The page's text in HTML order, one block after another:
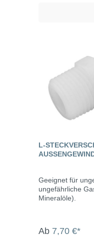
L-
Geeignet für
ungefährliche
Mineralöle).
Ab 7,70 €*